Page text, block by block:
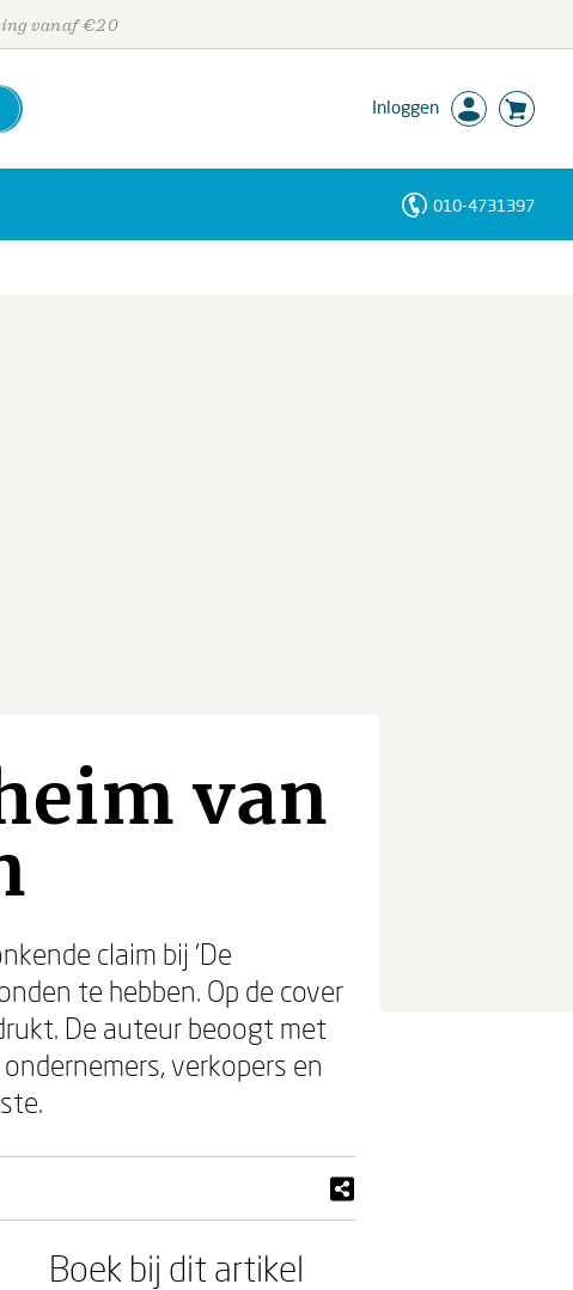
vanaf €20
Inloggen
010-4731397
van
claim bij 'De
te hebben. Op de cover
De auteur beoogt met
verkopers en
Boek bij dit artikel
Personen